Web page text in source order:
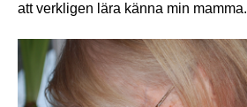
att verkligen lära känna min mamma.